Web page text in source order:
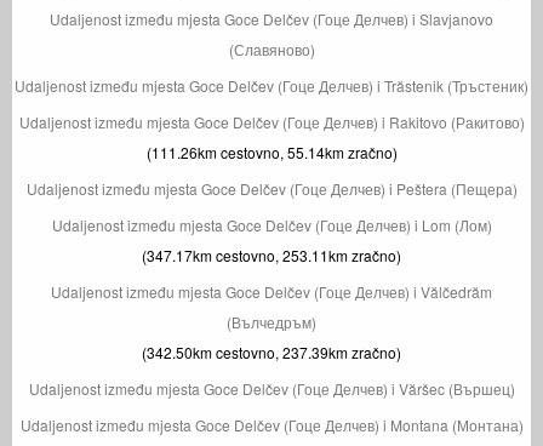
Udaljenost između mjesta Goce Delčev (Гоце Делчев) i Slavjanovo
(Славяново)
Udaljenost između mjesta Goce Delčev (Гоце Делчев) i Trăstenik (Тръстеник)
Udaljenost između mjesta Goce Delčev (Гоце Делчев) i Rakitovo (Ракитово)
(111.26km cestovno, 55.14km zračno)
Udaljenost između mjesta Goce Delčev (Гоце Делчев) i Peštera (Пещера)
Udaljenost između mjesta Goce Delčev (Гоце Делчев) i Lom (Лом)
(347.17km cestovno, 253.11km zračno)
Udaljenost između mjesta Goce Delčev (Гоце Делчев) i Vălčedrăm
(Вълчедръм)
(342.50km cestovno, 237.39km zračno)
Udaljenost između mjesta Goce Delčev (Гоце Делчев) i Văršec (Вършец)
Udaljenost između mjesta Goce Delčev (Гоце Делчев) i Montana (Монтана)